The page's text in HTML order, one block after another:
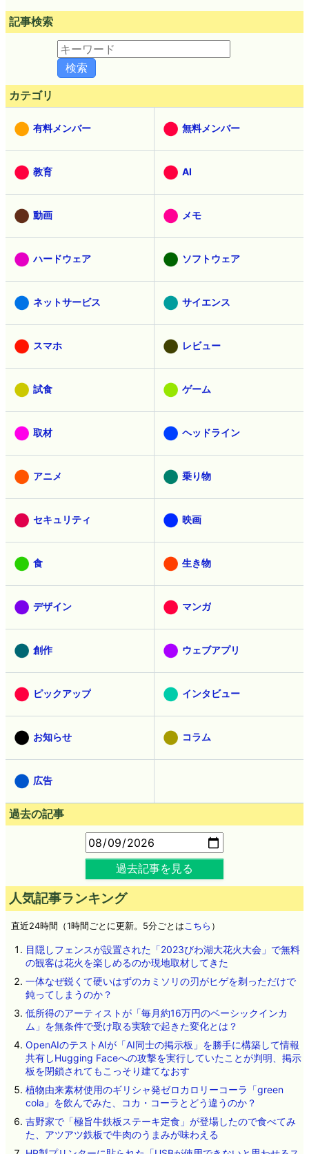
記事検索
カテゴリ
有料メンバー 無料メンバー
教育 AI
動画 メモ
ハードウェア ソフトウェア
ネットサービス サイエンス
スマホ レビュー
試食 ゲーム
取材 ヘッドライン
アニメ 乗り物
セキュリティ 映画
食 生き物
デザイン マンガ
創作 ウェブアプリ
ピックアップ インタビュー
お知らせ コラム
広告
過去の記事
過去記事を見る
人気記事ランキング
直近24時間（1時間ごとに更新。5分ごとは こちら ）
目隠しフェンスが設置された「2023びわ湖大花火大会」で無料
の観客は花火を楽しめるのか現地取材してきた
一体なぜ鋭くて硬いはずのカミソリの刃がヒゲを剃っただけで
鈍ってしまうのか？
低所得のアーティストが「毎月約16万円のベーシックインカ
ム」を無条件で受け取る実験で起きた変化とは？
OpenAIのテストAIが「AI同士の掲示板」を勝手に構築して情報
共有しHugging Faceへの攻撃を実行していたことが判明、掲示
板を閉鎖されてもこっそり建てなおす
植物由来素材使用のギリシャ発ゼロカロリーコーラ「green
cola」を飲んでみた、コカ・コーラとどう違うのか？
吉野家で「極旨牛鉄板ステーキ定食」が登場したので食べてみ
た、アツアツ鉄板で牛肉のうまみが味わえる